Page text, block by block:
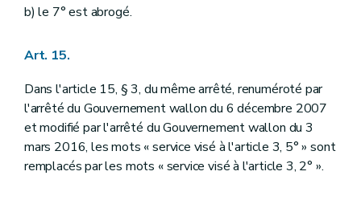
b) le 7° est abrogé.
Art. 15.
Dans l'article 15, § 3, du même arrêté, renuméroté par
l'arrêté du Gouvernement wallon du 6 décembre 2007
et modifié par l'arrêté du Gouvernement wallon du 3
mars 2016, les mots « service visé à l'article 3, 5° » sont
remplacés par les mots « service visé à l'article 3, 2° ».